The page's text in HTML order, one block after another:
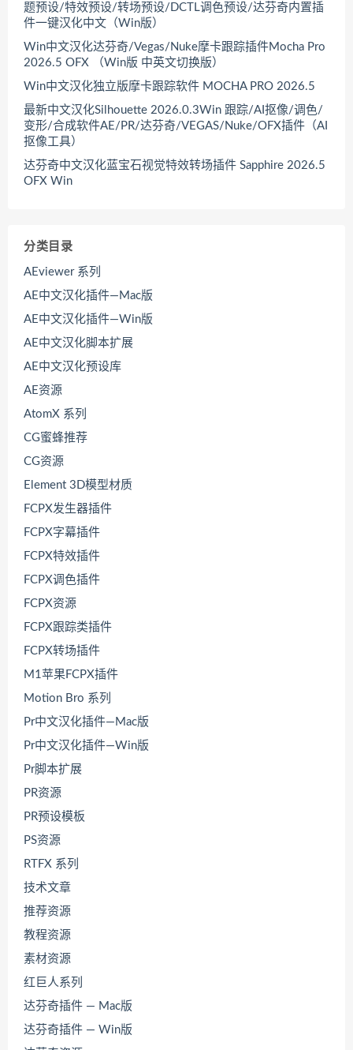
题预设/特效预设/转场预设/DCTL调色预设/达芬奇内置插
件一键汉化中文（Win版）
Win中文汉化达芬奇/Vegas/Nuke摩卡跟踪插件Mocha Pro
2026.5 OFX （Win版 中英文切换版）
Win中文汉化独立版摩卡跟踪软件 MOCHA PRO 2026.5
最新中文汉化Silhouette 2026.0.3Win 跟踪/AI抠像/调色/
变形/合成软件AE/PR/达芬奇/VEGAS/Nuke/OFX插件（AI
抠像工具）
达芬奇中文汉化蓝宝石视觉特效转场插件 Sapphire 2026.5
OFX Win
分类目录
AEviewer 系列
AE中文汉化插件—Mac版
AE中文汉化插件—Win版
AE中文汉化脚本扩展
AE中文汉化预设库
AE资源
AtomX 系列
CG蜜蜂推荐
CG资源
Element 3D模型材质
FCPX发生器插件
FCPX字幕插件
FCPX特效插件
FCPX调色插件
FCPX资源
FCPX跟踪类插件
FCPX转场插件
M1苹果FCPX插件
Motion Bro 系列
Pr中文汉化插件—Mac版
Pr中文汉化插件—Win版
Pr脚本扩展
PR资源
PR预设模板
PS资源
RTFX 系列
技术文章
推荐资源
教程资源
素材资源
红巨人系列
达芬奇插件 — Mac版
达芬奇插件 — Win版